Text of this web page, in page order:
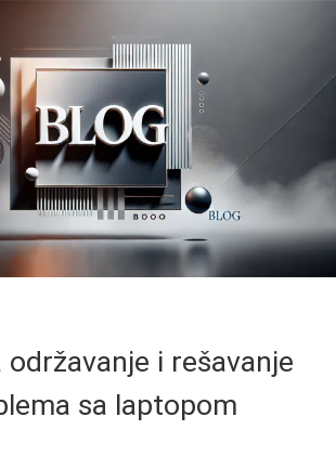
održavanje i rešavanje
sa laptopom